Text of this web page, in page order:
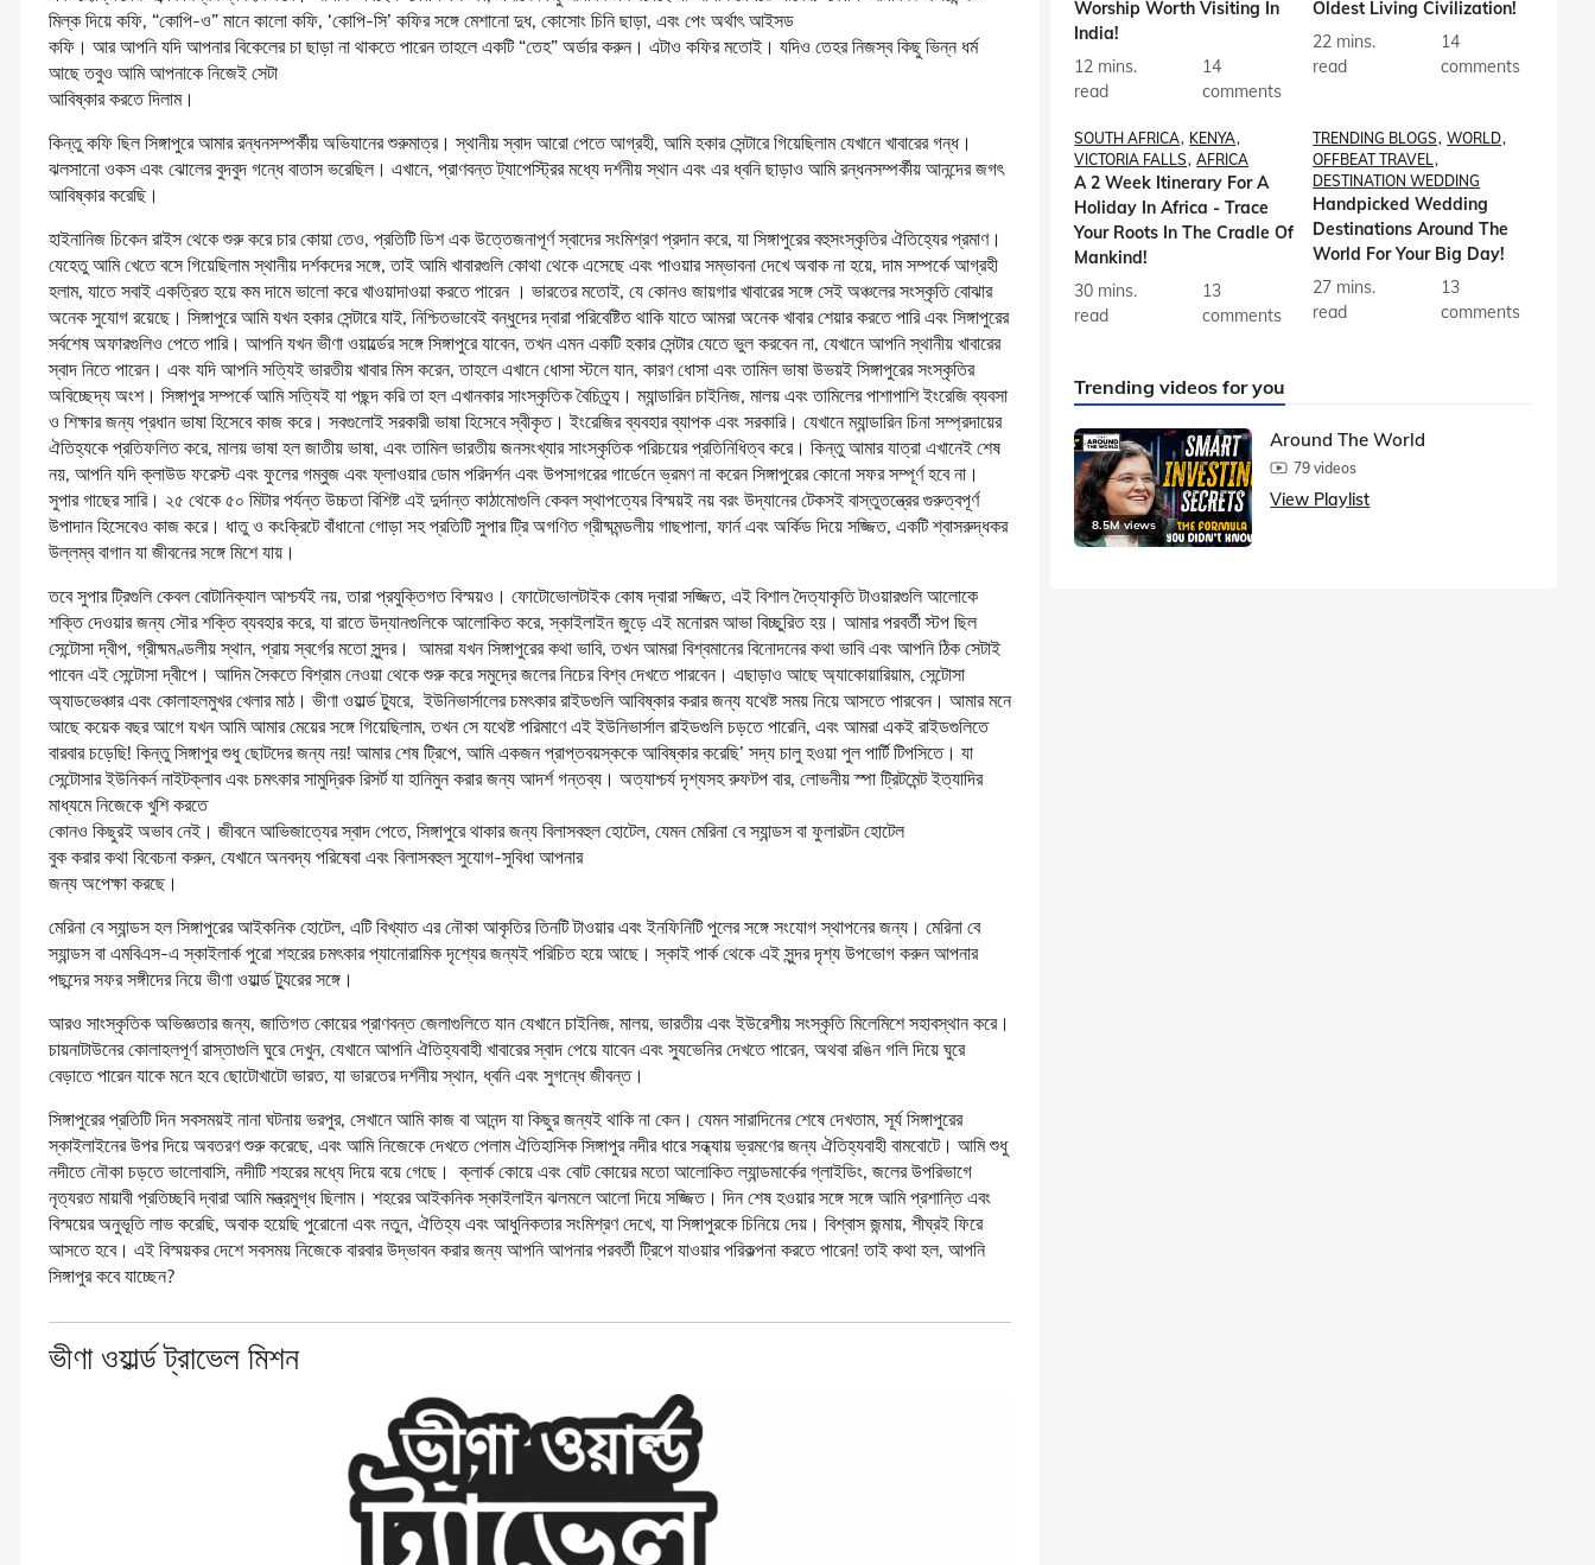
মিল্ক দিয়ে কফি, “কোপি-ও” মানে কালো কফি, ‘কোপি-সি’ কফির সঙ্গে মেশানো দুধ, কোসোং চিনি ছাড়া, এবং পেং অর্থাৎ আইসড
কফি। আর আপনি যদি আপনার বিকেলের চা ছাড়া না থাকতে পারেন তাহলে একটি “তেহ” অর্ডার করুন। এটাও কফির মতোই। যদিও তেহর নিজস্ব কিছু ভিন্ন ধর্ম
আছে তবুও আমি আপনাকে নিজেই সেটা
আবিষ্কার করতে দিলাম।
কিন্তু কফি ছিল সিঙ্গাপুরে আমার রন্ধনসম্পর্কীয় অভিযানের শুরুমাত্র। স্থানীয় স্বাদ আরো পেতে আগ্রহী, আমি হকার সেন্টারে গিয়েছিলাম যেখানে খাবারের গন্ধ।
ঝলসানো ওকস এবং ঝোলের বুদবুদ গন্ধে বাতাস ভরেছিল। এখানে, প্রাণবন্ত ট্যাপেস্ট্রির মধ্যে দর্শনীয় স্থান এবং এর ধ্বনি ছাড়াও আমি রন্ধনসম্পর্কীয় আনন্দের জগৎ
আবিষ্কার করেছি।
হাইনানিজ চিকেন রাইস থেকে শুরু করে চার কোয়া তেও, প্রতিটি ডিশ এক উত্তেজনাপূর্ণ স্বাদের সংমিশ্রণ প্রদান করে, যা সিঙ্গাপুরের বহুসংস্কৃতির ঐতিহ্যের প্রমাণ।
যেহেতু আমি খেতে বসে গিয়েছিলাম স্থানীয় দর্শকদের সঙ্গে, তাই আমি খাবারগুলি কোথা থেকে এসেছে এবং পাওয়ার সম্ভাবনা দেখে অবাক না হয়ে, দাম সম্পর্কে আগ্রহী
হলাম, যাতে সবাই একত্রিত হয়ে কম দামে ভালো করে খাওয়াদাওয়া করতে পারেন । ভারতের মতোই, যে কোনও জায়গার খাবারের সঙ্গে সেই অঞ্চলের সংস্কৃতি বোঝার
অনেক সুযোগ রয়েছে। সিঙ্গাপুরে আমি যখন হকার সেন্টারে যাই, নিশ্চিতভাবেই বন্ধুদের দ্বারা পরিবেষ্টিত থাকি যাতে আমরা অনেক খাবার শেয়ার করতে পারি এবং সিঙ্গাপুরের
সর্বশেষ অফারগুলিও পেতে পারি। আপনি যখন ভীণা ওয়ার্ল্ডের সঙ্গে সিঙ্গাপুরে যাবেন, তখন এমন একটি হকার সেন্টার যেতে ভুল করবেন না, যেখানে আপনি স্থানীয় খাবারের
স্বাদ নিতে পারেন। এবং যদি আপনি সত্যিই ভারতীয় খাবার মিস করেন, তাহলে এখানে ধোসা স্টলে যান, কারণ ধোসা এবং তামিল ভাষা উভয়ই সিঙ্গাপুরের সংস্কৃতির
অবিচ্ছেদ্য অংশ। সিঙ্গাপুর সম্পর্কে আমি সত্যিই যা পছন্দ করি তা হল এখানকার সাংস্কৃতিক বৈচিত্র্য। ম্যান্ডারিন চাইনিজ, মালয় এবং তামিলের পাশাপাশি ইংরেজি ব্যবসা
ও শিক্ষার জন্য প্রধান ভাষা হিসেবে কাজ করে। সবগুলোই সরকারী ভাষা হিসেবে স্বীকৃত। ইংরেজির ব্যবহার ব্যাপক এবং সরকারি। যেখানে ম্যান্ডারিন চিনা সম্প্রদায়ের
ঐতিহ্যকে প্রতিফলিত করে, মালয় ভাষা হল জাতীয় ভাষা, এবং তামিল ভারতীয় জনসংখ্যার সাংস্কৃতিক পরিচয়ের প্রতিনিধিত্ব করে। কিন্তু আমার যাত্রা এখানেই শেষ
নয়, আপনি যদি ক্লাউড ফরেস্ট এবং ফুলের গম্বুজ এবং ফ্লাওয়ার ডোম পরিদর্শন এবং উপসাগরের গার্ডেনে ভ্রমণ না করেন সিঙ্গাপুরের কোনো সফর সম্পূর্ণ হবে না।
সুপার গাছের সারি। ২৫ থেকে ৫০ মিটার পর্যন্ত উচ্চতা বিশিষ্ট এই দুর্দান্ত কাঠামোগুলি কেবল স্থাপত্যের বিস্ময়ই নয় বরং উদ্যানের টেকসই বাস্তুতন্ত্রের গুরুত্বপূর্ণ
উপাদান হিসেবেও কাজ করে। ধাতু ও কংক্রিটে বাঁধানো গোড়া সহ প্রতিটি সুপার ট্রি অগণিত গ্রীষ্মমন্ডলীয় গাছপালা, ফার্ন এবং অর্কিড দিয়ে সজ্জিত, একটি শ্বাসরুদ্ধকর
উল্লম্ব বাগান যা জীবনের সঙ্গে মিশে যায়।
তবে সুপার ট্রিগুলি কেবল বোটানিক্যাল আশ্চর্যই নয়, তারা প্রযুক্তিগত বিস্ময়ও। ফোটোভোলটাইক কোষ দ্বারা সজ্জিত, এই বিশাল দৈত্যাকৃতি টাওয়ারগুলি আলোকে
শক্তি দেওয়ার জন্য সৌর শক্তি ব্যবহার করে, যা রাতে উদ্যানগুলিকে আলোকিত করে, স্কাইলাইন জুড়ে এই মনোরম আভা বিচ্ছুরিত হয়। আমার পরবর্তী স্টপ ছিল
সেন্টোসা দ্বীপ, গ্রীষ্মমণ্ডলীয় স্থান, প্রায় স্বর্গের মতো সুন্দর। আমরা যখন সিঙ্গাপুরের কথা ভাবি, তখন আমরা বিশ্বমানের বিনোদনের কথা ভাবি এবং আপনি ঠিক সেটাই
পাবেন এই সেন্টোসা দ্বীপে। আদিম সৈকতে বিশ্রাম নেওয়া থেকে শুরু করে সমুদ্রে জলের নিচের বিশ্ব দেখতে পারবেন। এছাড়াও আছে অ্যাকোয়ারিয়াম, সেন্টোসা
অ্যাডভেঞ্চার এবং কোলাহলমুখর খেলার মাঠ। ভীণা ওয়ার্ল্ড ট্যুরে, ইউনিভার্সালের চমৎকার রাইডগুলি আবিষ্কার করার জন্য যথেষ্ট সময় নিয়ে আসতে পারবেন। আমার মনে
আছে কয়েক বছর আগে যখন আমি আমার মেয়ের সঙ্গে গিয়েছিলাম, তখন সে যথেষ্ট পরিমাণে এই ইউনিভার্সাল রাইডগুলি চড়তে পারেনি, এবং আমরা একই রাইডগুলিতে
বারবার চড়েছি! কিন্তু সিঙ্গাপুর শুধু ছোটদের জন্য নয়! আমার শেষ ট্রিপে, আমি একজন প্রাপ্তবয়স্ককে আবিষ্কার করেছি’ সদ্য চালু হওয়া পুল পার্টি টিপসিতে। যা
সেন্টোসার ইউনিকর্ন নাইটক্লাব এবং চমৎকার সামুদ্রিক রিসর্ট যা হানিমুন করার জন্য আদর্শ গন্তব্য। অত্যাশ্চর্য দৃশ্যসহ রুফটপ বার, লোভনীয় স্পা ট্রিটমেন্ট ইত্যাদির
মাধ্যমে নিজেকে খুশি করতে
কোনও কিছুরই অভাব নেই। জীবনে আভিজাত্যের স্বাদ পেতে, সিঙ্গাপুরে থাকার জন্য বিলাসবহুল হোটেল, যেমন মেরিনা বে স্যান্ডস বা ফুলারটন হোটেল
বুক করার কথা বিবেচনা করুন, যেখানে অনবদ্য পরিষেবা এবং বিলাসবহুল সুযোগ-সুবিধা আপনার
জন্য অপেক্ষা করছে।
মেরিনা বে স্যান্ডস হল সিঙ্গাপুরের আইকনিক হোটেল, এটি বিখ্যাত এর নৌকা আকৃতির তিনটি টাওয়ার এবং ইনফিনিটি পুলের সঙ্গে সংযোগ স্থাপনের জন্য। মেরিনা বে
স্যান্ডস বা এমবিএস-এ স্কাইলার্ক পুরো শহরের চমৎকার প্যানোরামিক দৃশ্যের জন্যই পরিচিত হয়ে আছে। স্কাই পার্ক থেকে এই সুন্দর দৃশ্য উপভোগ করুন আপনার
পছন্দের সফর সঙ্গীদের নিয়ে ভীণা ওয়ার্ল্ড ট্যুরের সঙ্গে।
আরও সাংস্কৃতিক অভিজ্ঞতার জন্য, জাতিগত কোয়ের প্রাণবন্ত জেলাগুলিতে যান যেখানে চাইনিজ, মালয়, ভারতীয় এবং ইউরেশীয় সংস্কৃতি মিলেমিশে সহাবস্থান করে।
চায়নাটাউনের কোলাহলপূর্ণ রাস্তাগুলি ঘুরে দেখুন, যেখানে আপনি ঐতিহ্যবাহী খাবারের স্বাদ পেয়ে যাবেন এবং স্যুভেনির দেখতে পারেন, অথবা রঙিন গলি দিয়ে ঘুরে
বেড়াতে পারেন যাকে মনে হবে ছোটোখাটো ভারত, যা ভারতের দর্শনীয় স্থান, ধ্বনি এবং সুগন্ধে জীবন্ত।
সিঙ্গাপুরের প্রতিটি দিন সবসময়ই নানা ঘটনায় ভরপুর, সেখানে আমি কাজ বা আনন্দ যা কিছুর জন্যই থাকি না কেন। যেমন সারাদিনের শেষে দেখতাম, সূর্য সিঙ্গাপুরের
স্কাইলাইনের উপর দিয়ে অবতরণ শুরু করেছে, এবং আমি নিজেকে দেখতে পেলাম ঐতিহাসিক সিঙ্গাপুর নদীর ধারে সন্ধ্যায় ভ্রমণের জন্য ঐতিহ্যবাহী বামবোটে। আমি শুধু
নদীতে নৌকা চড়তে ভালোবাসি, নদীটি শহরের মধ্যে দিয়ে বয়ে গেছে। ক্লার্ক কোয়ে এবং বোট কোয়ের মতো আলোকিত ল্যান্ডমার্কের গ্লাইডিং, জলের উপরিভাগে
নৃত্যরত মায়াবী প্রতিচ্ছবি দ্বারা আমি মন্ত্রমুগ্ধ ছিলাম। শহরের আইকনিক স্কাইলাইন ঝলমলে আলো দিয়ে সজ্জিত। দিন শেষ হওয়ার সঙ্গে সঙ্গে আমি প্রশান্তি এবং
বিস্ময়ের অনুভূতি লাভ করেছি, অবাক হয়েছি পুরোনো এবং নতুন, ঐতিহ্য এবং আধুনিকতার সংমিশ্রণ দেখে, যা সিঙ্গাপুরকে চিনিয়ে দেয়। বিশ্বাস জন্মায়, শীঘ্রই ফিরে
আসতে হবে। এই বিস্ময়কর দেশে সবসময় নিজেকে বারবার উদ্ভাবন করার জন্য আপনি আপনার পরবর্তী ট্রিপে যাওয়ার পরিকল্পনা করতে পারেন! তাই কথা হল, আপনি
সিঙ্গাপুর কবে যাচ্ছেন?
ভীণা ওয়ার্ল্ড ট্রাভেল মিশন
Worship Worth Visiting In
India!
12 mins.
read
14
comments
Oldest Living Civilization!
22 mins.
read
14
comments
SOUTH AFRICA KENYA
VICTORIA FALLS
AFRICA
A 2 Week Itinerary For A
Holiday In Africa - Trace
Your Roots In The Cradle Of
Mankind!
30 mins.
read
13
comments
TRENDING BLOGS
WORLD
OFFBEAT TRAVEL
DESTINATION WEDDING
Handpicked Wedding
Destinations Around The
World For Your Big Day!
27 mins.
read
13
comments
Trending videos for you
8.5M views
Around The World
79 videos
View Playlist